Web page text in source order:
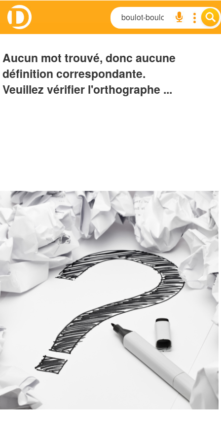
Aucun mot trouvé, donc aucune
définition correspondante.
Veuillez vérifier l'orthographe ...